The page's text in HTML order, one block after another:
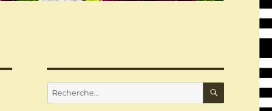
Recherche
pour :